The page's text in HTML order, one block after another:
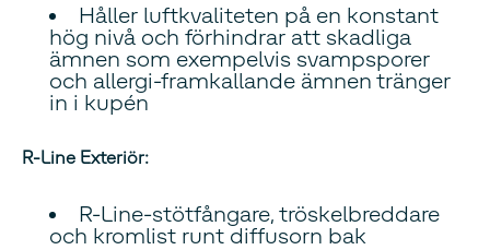
Håller luftkvaliteten på en konstant
hög nivå och förhindrar att skadliga
ämnen som exempelvis svampsporer
och allergi-framkallande ämnen tränger
in i kupén
R-Line Exteriör:
R-Line-stötfångare, tröskelbreddare
och kromlist runt diffusorn bak